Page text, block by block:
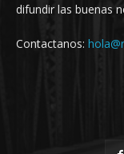
difundir las buenas
Contactanos: